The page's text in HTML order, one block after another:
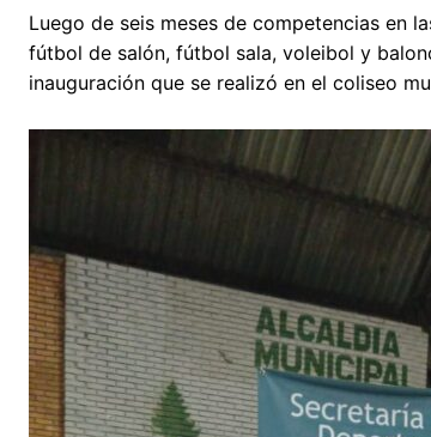
Luego de seis meses de competencias en
fútbol de salón, fútbol sala, voleibol y
inauguración que se realizó en el coliseo